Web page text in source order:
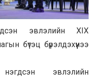
эвлэлийн XIX
бүтэц бүрэлдэхүүнээ
нэгдсэн эвлэлийн